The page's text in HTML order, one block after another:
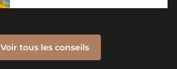
Voir tous les conseils